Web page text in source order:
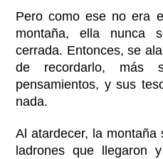
Pero como ese no era
montaña, ella nunca
cerrada. Entonces, se
de recordarlo, más
pensamientos, y sus
nada.
Al atardecer, la
ladrones que llegaron